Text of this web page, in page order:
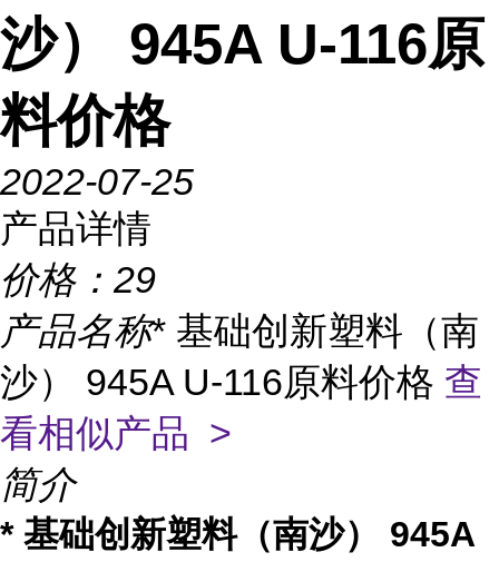
沙） 945A U-116原
料价格
2022-07-25
产品详情
价格： 29
产品名称* 基础创新塑料（南
沙） 945A U-116原料价格 查
看相似产品 >
简介
* 基础创新塑料（南沙） 945A